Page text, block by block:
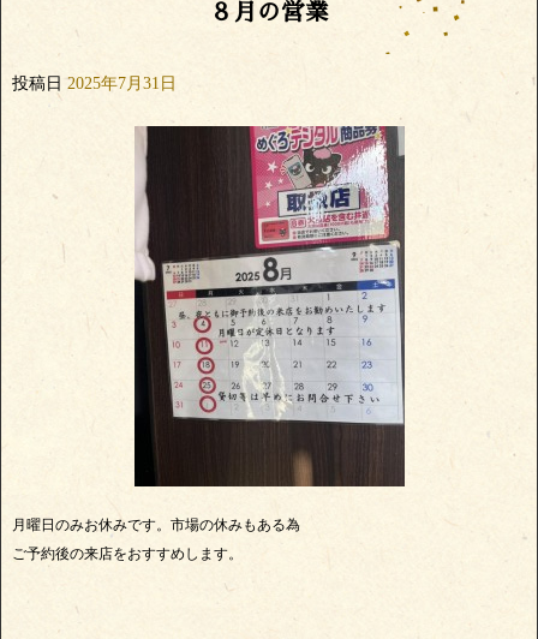
８月の営業
投稿日 2025年7月31日
月曜日のみお休みです。市場の休みもある為
ご予約後の来店をおすすめします。